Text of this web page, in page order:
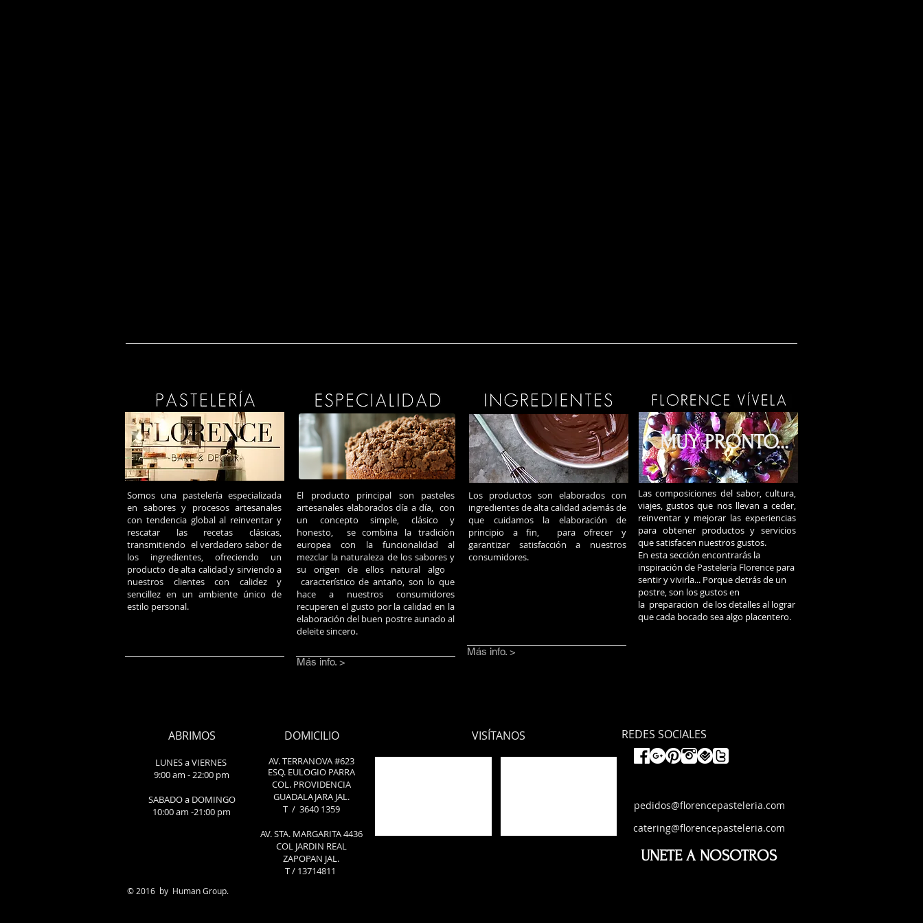
MUY PRONTO...
Somos una pastelería especializada
en sabores y procesos artesanales
con tendencia global al reinventar y
rescatar las recetas clásicas,
transmitiendo el verdadero sabor de
los ingredientes, ofreciendo un
producto de alta calidad y sirviendo a
nuestros clientes con calidez y
sencillez en un ambiente único de
estilo personal.
El producto principal son pasteles
artesanales elaborados día a día, con
un concepto simple, clásico y
honesto, se combina la tradición
europea con la funcionalidad al
mezclar la naturaleza de los sabores y
su origen de ellos natural algo
característico de antaño, son lo que
hace a nuestros consumidores
recuperen el gusto por la calidad en la
elaboración del buen postre aunado al
deleite sincero.
Más info. >
Los productos son elaborados con
ingredientes de alta calidad además de
que cuidamos la elaboración de
principio a fin, para ofrecer y
garantizar satisfacción a nuestros
consumidores.
Más info. >
Las composiciones del sabor, cultura,
viajes, gustos que nos llevan a ceder,
reinventar y mejorar las experiencias
para obtener productos y servicios
que satisfacen nuestros gustos.
En esta sección encontrarás la
inspiración de Pastelería Florence para
sentir y vivirla... Porque detrás de un
postre, son los gustos en
la preparacion de los detalles al lograr
que cada bocado sea algo placentero.
© 2016 by Human Group.
ABRIMOS
LUNES a VIERNES
9:00 am - 22:00 pm
​SABADO a DOMINGO
10:00 am -21:00 pm
DOMICILIO
AV. TERRANOVA #623
ESQ. EULOGIO PARRA
COL. PROVIDENCIA
GUADALAJARA JAL.
T / 3640 1359
AV. STA. MARGARITA 4436
COL JARDIN REAL
ZAPOPAN JAL.
T / 13714811
VISÍTANOS REDES SOCIALES
UNETE A NOSOTROS
pedidos@florencepasteleria.com
catering@florencepasteleria.com